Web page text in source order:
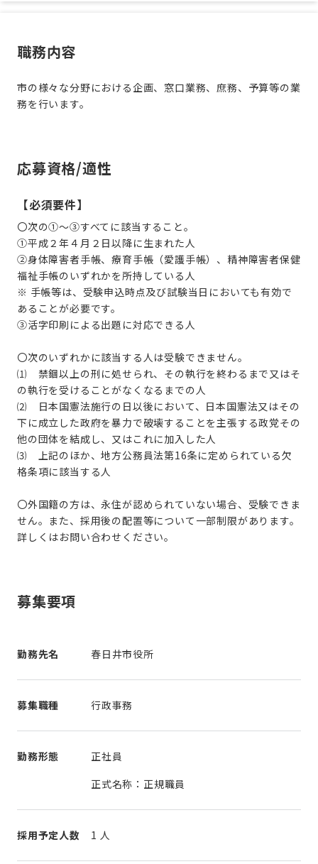
職務内容
市の様々な分野における企画、窓口業務、庶務、予算等の業
務を行います。
応募資格/適性
【必須要件】
〇次の①～③すべてに該当すること。
①平成２年４月２日以降に生まれた人
②身体障害者手帳、療育手帳（愛護手帳）、精神障害者保健
福祉手帳のいずれかを所持している人
※ 手帳等は、受験申込時点及び試験当日においても有効で
あることが必要です。
③活字印刷による出題に対応できる人
〇次のいずれかに該当する人は受験できません。
⑴ 禁錮以上の刑に処せられ、その執行を終わるまで又はそ
の執行を受けることがなくなるまでの人
⑵ 日本国憲法施行の日以後において、日本国憲法又はその
下に成立した政府を暴力で破壊することを主張する政党その
他の団体を結成し、又はこれに加入した人
⑶ 上記のほか、地方公務員法第16条に定められている欠
格条項に該当する人
〇外国籍の方は、永住が認められていない場合、受験できま
せん。また、採用後の配置等について一部制限があります。
詳しくはお問い合わせください。
募集要項
勤務先名 春日井市役所
募集職種 行政事務
勤務形態
正社員
正式名称：正規職員
採用予定人数 1 人